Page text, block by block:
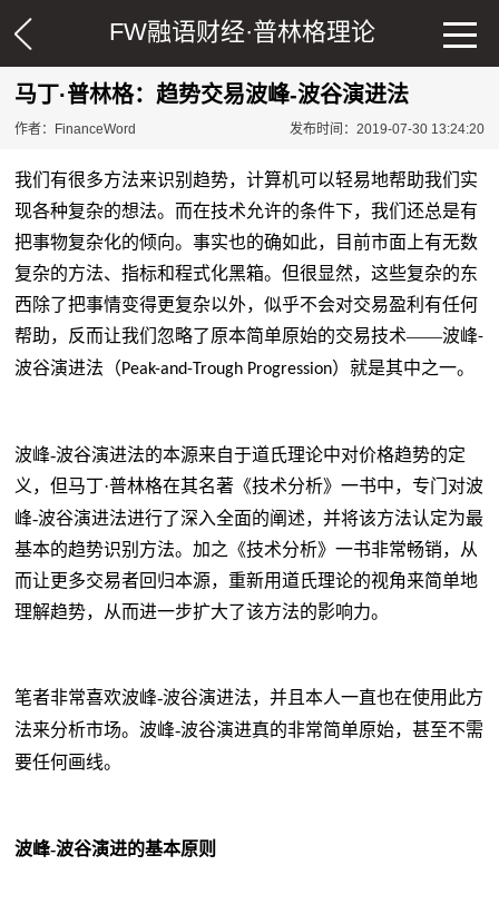
FW融语财经·普林格理论
马丁·普林格：趋势交易波峰-波谷演进法
作者：FinanceWord 发布时间：2019-07-30 13:24:20
我们有很多方法来识别趋势，计算机可以轻易地帮助我们实
现各种复杂的想法。而在技术允许的条件下，我们还总是有
把事物复杂化的倾向。事实也的确如此，目前市面上有无数
复杂的方法、指标和程式化黑箱。但很显然，这些复杂的东
西除了把事情变得更复杂以外，似乎不会对交易盈利有任何
帮助，反而让我们忽略了原本简单原始的交易技术——波峰-
波谷演进法（Peak-and-Trough Progression）就是其中之一。
波峰-波谷演进法的本源来自于道氏理论中对价格趋势的定
义，但马丁·普林格在其名著 《技术分析》一书中，专门对波
峰-波谷演进法进行了深入全面的阐述，并将该方法认定为最
基本的趋势识别方法。加之《技术分析》一书非常畅销，从
而让更多交易者回归本源，重新用道氏理论的视角来简单地
理解趋势，从而进一步扩大了该方法的影响力。
笔者非常喜欢波峰-波谷演进法，并且本人一直也在使用此方
法来分析市场。波峰-波谷演进真的非常简单原始，甚至不需
要任何画线。
波峰-波谷演进的基本原则